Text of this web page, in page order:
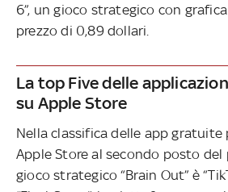
6”, un gioco strategico con
prezzo di 0,89 dollari.
La top Five delle
su Apple Store
Nella classifica delle app gratuite
Apple Store al secondo posto del
gioco strategico “Brain Out” è